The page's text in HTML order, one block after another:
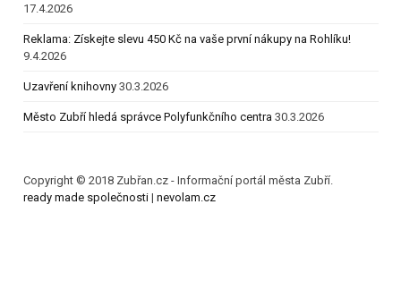
17.4.2026
Reklama: Získejte slevu 450 Kč na vaše první nákupy na Rohlíku!
9.4.2026
Uzavření knihovny 30.3.2026
Město Zubří hledá správce Polyfunkčního centra 30.3.2026
Copyright © 2018 Zubřan.cz - Informační portál města Zubří.
ready made společnosti | nevolam.cz